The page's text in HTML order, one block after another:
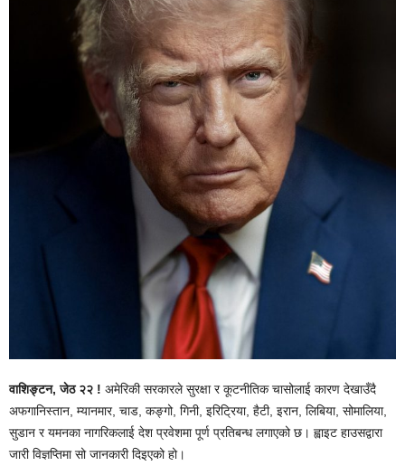
वाशिङ्टन, जेठ २२ ! अमेरिकी सरकारले सुरक्षा र कूटनीतिक चासोलाई कारण देखाउँदै
अफगानिस्तान, म्यानमार, चाड, कङ्गो, गिनी, इरिट्रिया, हैटी, इरान, लिबिया, सोमालिया,
सुडान र यमनका नागरिकलाई देश प्रवेशमा पूर्ण प्रतिबन्ध लगाएको छ। ह्वाइट हाउसद्वारा
जारी विज्ञप्तिमा सो जानकारी दिइएको हो।